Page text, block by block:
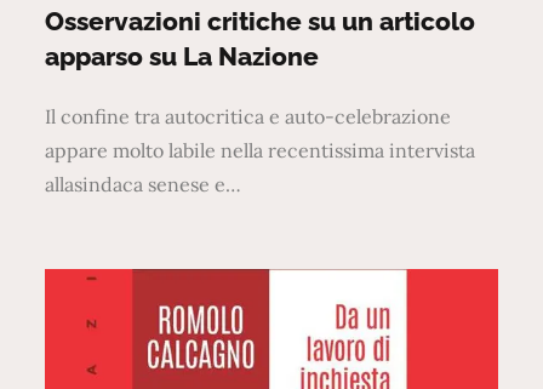
on
Osservazioni critiche su un articolo
apparso su La Nazione
Il confine tra autocritica e auto-celebrazione
appare molto labile nella recentissima intervista
allasindaca senese e…